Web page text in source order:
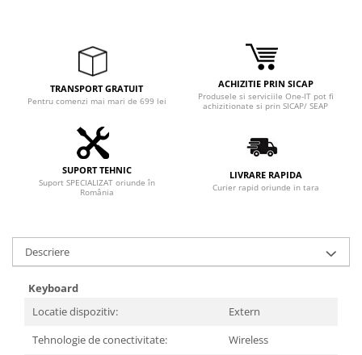
TRANSPORT GRATUIT
Pentru comenzi mai mari de 699 lei
ACHIZITIE PRIN SICAP
Produsele si serviciile One-IT pot fi
achizitionate si prin SICAP/ SEAP
SUPORT TEHNIC
Suport SPECIALIZAT oriunde în
România
LIVRARE RAPIDA
Curier rapid oriunde in tara
Descriere
Keyboard
Locatie dispozitiv:
Extern
Tehnologie de conectivitate:
Wireless